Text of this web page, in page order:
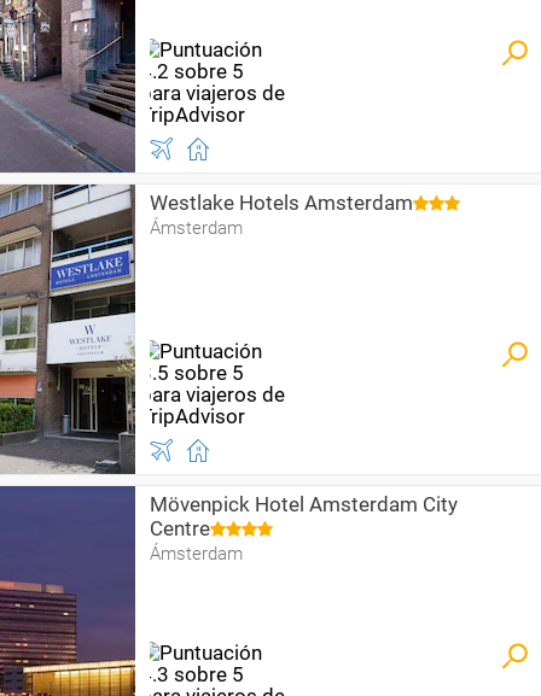
Westlake Hotels Amsterdam
Ámsterdam
Mövenpick Hotel Amsterdam City
Centre
Ámsterdam